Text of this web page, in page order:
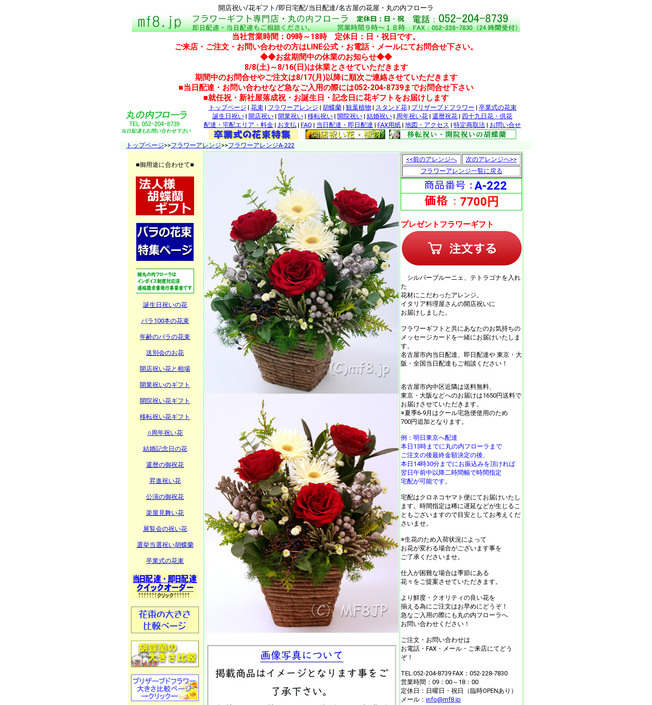
開店祝い/花ギフト/即日宅配/当日配達/名古屋の花屋・丸の内フローラ
当社営業時間：09時～18時 定休日：日・祝日です。
ご来店・ご注文・お問い合わせの方はLINE公式・お電話・メールにてお問合せ下さい。
◆◆お盆期間中の休業のお知らせ◆◆
8/8(土)～8/16(日)は休業とさせていただきます
期間中のお問合せやご注文は8/17(月)以降に順次ご連絡させていただきます
■当日配達・お問い合わせなど急なご入用の際には052-204-8739までお問合せ下さい
■就任祝・新社屋落成祝・お誕生日・記念日に花ギフトをお届けします
トップページ | 花束| フラワーアレンジ | 胡蝶蘭| 観葉植物 | スタンド花| プリザーブドフラワー | 卒業式の花束
誕生日祝い | 開店祝い | 開業祝い | 移転祝い | 開院祝い | 結婚祝い | 周年祝い花 | 還暦祝花 | 四十九日花・供花
配達・宅配エリア・料金 | お支払 | FAQ | 当日配達・即日配達 | FAX用紙 | 地図・アクセス | 特定商取法 | お問い合せ
トップページ>>フラワーアレンジ>>フラワーアレンジA-222
■御用途に合わせて■
誕生日祝いの花
バラ100本の花束
年齢のバラの花束
送別会のお花
開店祝い花と相場
開業祝いのギフト
開院祝い花ギフト
移転祝い花ギフト
○周年祝い花
結婚記念日の花
還暦の御祝花
昇進祝い花
公演の御祝花
楽屋見舞い花
展覧会の祝い花
選挙当選祝い胡蝶蘭
卒業式の花束
<<前のアレンジへ
次のアレンジへ>>
フラワーアレンジ一覧に戻る
A-222
7700円
プレゼントフラワーギフト
シルバーブルーニェ、テトラゴナを入れ
た
花材にこだわったアレンジ。
イタリア料理屋さんの開店祝いに
お届けしました。
フラワーギフトと共にあなたのお気持ちの
メッセージカードを一緒にお届けいたしま
す。
名古屋市内当日配達、即日配達や 東京・大
阪・全国当日配達もご相談ください！
名古屋市内中区近隣は送料無料、
東京・大阪などへのお届けは1650円送料で
お届けさせていただきます。
※夏季6-9月はクール宅急便使用のため
700円追加となります。
例：明日東京へ配達
本日13時までに丸の内フローラまで
ご注文の後最終金額決定の後、
本日14時30分までにお振込みを頂ければ
翌日午前中以降二時間幅で時間指定
宅配が可能です。
宅配はクロネコヤマト便にてお届けいたし
ます。時間指定は稀に遅延などが生じるこ
ともございますので目安としてお考えくだ
さいませ。
※生花のため入荷状況によって
お花が変わる場合がございます事を
ご了承くださいませ。
仕入が困難な場合は季節にある
花々をご提案させていただきます。
より鮮度・クオリティの良い花を
揃える為にご注文はお早めにどうぞ！
急なご入用の際にも丸の内フローラへ
お問い合わせください！
ご注文・お問い合わせは
お電話・FAX・メール・ご来店にてどう
ぞ！
TEL:052-204-8739 FAX：052-228-7830
営業時間：09：00～18：00
定休日：日曜日・祝日（臨時OPENあり）
メール： info@mf8.jp